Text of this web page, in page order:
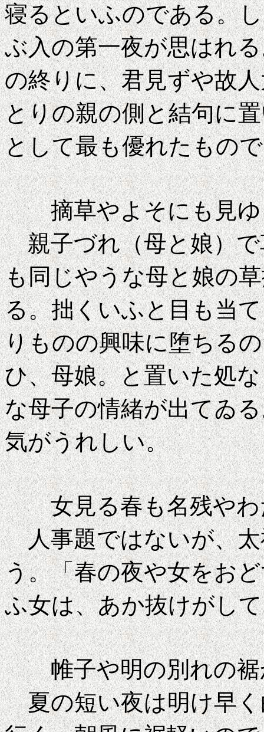
寝るといふのである。
ぶ入の第一夜が思はれ
の終りに、君見ずや故
とりの親の側と結句に
として最も優れたもの
摘草やよそに
親子づれ（母と娘）で
も同じやうな母と娘の
る。拙くいふと目も当
りものの興味に堕ちる
ひ、母娘。と置いた処
な母子の情緒が出てゐ
気がうれしい。
女見る春も名
人事題ではないが、太
う。「春の夜や女をお
ふ女は、あか抜けがし
帷子や明の別
夏の短い夜は明け早く